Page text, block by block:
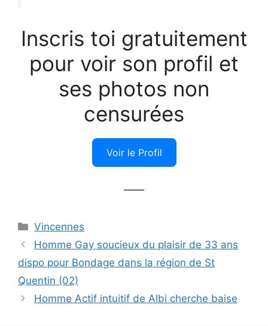
Inscris toi gratuitement
pour voir son profil et
ses photos non
censurées
Voir le Profil
——
Catégories
Vincennes
Homme Gay soucieux du plaisir de 33 ans
dispo pour Bondage dans la région de St
Quentin (02)
Homme Actif intuitif de Albi cherche baise